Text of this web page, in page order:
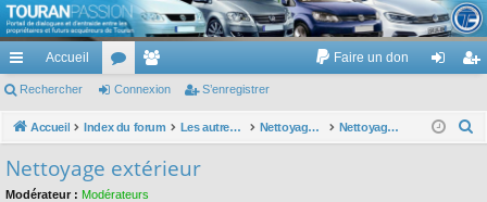
TouranPassion
Le forum des propriétaires ou futurs acquéreurs du Volkswagen Touran
cc
ès
pi
Accueil
or
u
e
m
Faire un don
ne nr
Rechercher Connexion S’enregistrer
Accueil Index du forum Les autres voitures et ce qui touche à la voiture Nettoyage des voitures Nettoyage extérieur
Nettoyage extérieur
Modérateur : Modérateurs